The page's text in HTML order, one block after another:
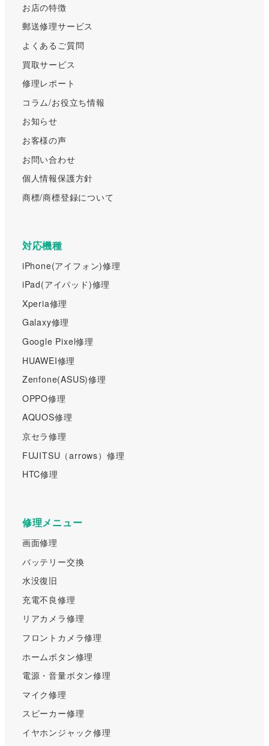
お店の特徴
郵送修理サービス
よくあるご質問
買取サービス
修理レポート
コラム/お役立ち情報
お知らせ
お客様の声
お問い合わせ
個人情報保護方針
商標/商標登録について
対応機種
iPhone(アイフォン)修理
iPad(アイパッド)修理
Xperia修理
Galaxy修理
Google Pixel修理
HUAWEI修理
Zenfone(ASUS)修理
OPPO修理
AQUOS修理
京セラ修理
FUJITSU（arrows）修理
HTC修理
修理メニュー
画面修理
バッテリー交換
水没復旧
充電不良修理
リアカメラ修理
フロントカメラ修理
ホームボタン修理
電源・音量ボタン修理
マイク修理
スピーカー修理
イヤホンジャック修理